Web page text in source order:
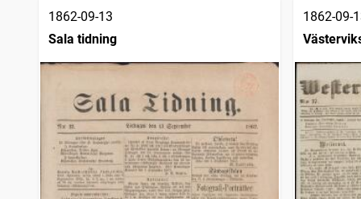
1862-09-13
Sala tidning
1862-09-